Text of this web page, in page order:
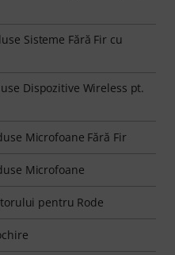
Sisteme Fără Fir cu
Dispozitive Wireless pt.
Microfoane Fără Fir
Microfoane
pentru Rode